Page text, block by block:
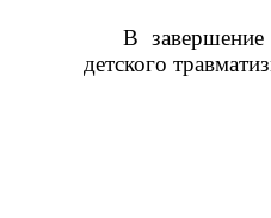
В завершение
детского